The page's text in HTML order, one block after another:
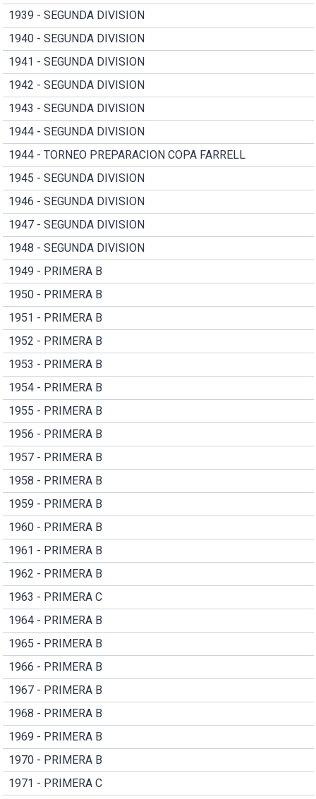
1939 - SEGUNDA DIVISION
1940 - SEGUNDA DIVISION
1941 - SEGUNDA DIVISION
1942 - SEGUNDA DIVISION
1943 - SEGUNDA DIVISION
1944 - SEGUNDA DIVISION
1944 - TORNEO PREPARACION COPA FARRELL
1945 - SEGUNDA DIVISION
1946 - SEGUNDA DIVISION
1947 - SEGUNDA DIVISION
1948 - SEGUNDA DIVISION
1949 - PRIMERA B
1950 - PRIMERA B
1951 - PRIMERA B
1952 - PRIMERA B
1953 - PRIMERA B
1954 - PRIMERA B
1955 - PRIMERA B
1956 - PRIMERA B
1957 - PRIMERA B
1958 - PRIMERA B
1959 - PRIMERA B
1960 - PRIMERA B
1961 - PRIMERA B
1962 - PRIMERA B
1963 - PRIMERA C
1964 - PRIMERA B
1965 - PRIMERA B
1966 - PRIMERA B
1967 - PRIMERA B
1968 - PRIMERA B
1969 - PRIMERA B
1970 - PRIMERA B
1971 - PRIMERA C